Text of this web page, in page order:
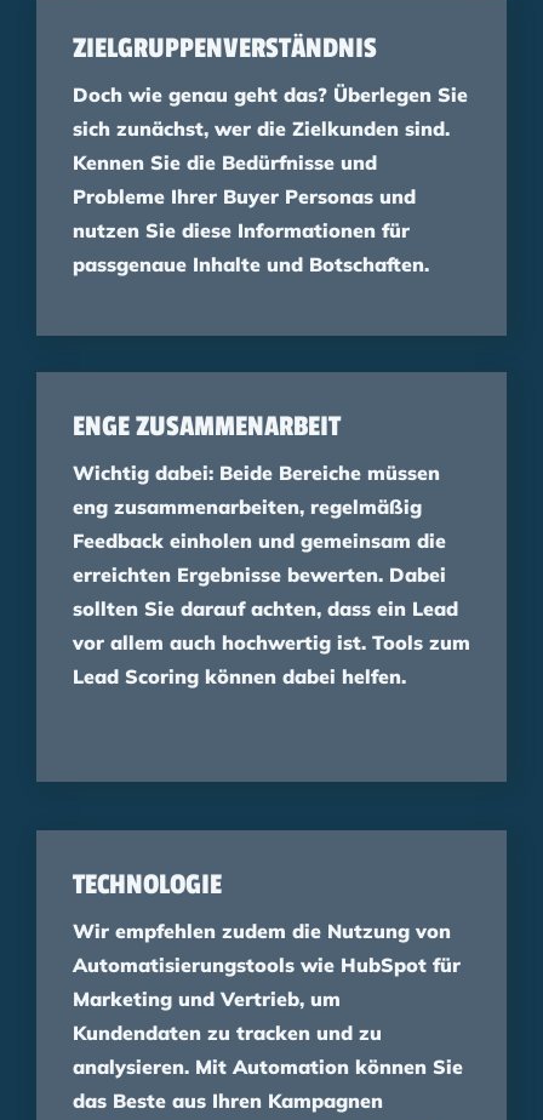
ZIELGRUPPENVERSTÄNDNIS
Doch wie genau geht das? Überlegen Sie
sich zunächst, wer die Zielkunden sind.
Kennen Sie die Bedürfnisse und
Probleme Ihrer Buyer Personas und
nutzen Sie diese Informationen für
passgenaue Inhalte und Botschaften.
ENGE ZUSAMMENARBEIT
Wichtig dabei: Beide Bereiche müssen
eng zusammenarbeiten, regelmäßig
Feedback einholen und gemeinsam die
erreichten Ergebnisse bewerten. Dabei
sollten Sie darauf achten, dass ein Lead
vor allem auch hochwertig ist. Tools zum
Lead Scoring können dabei helfen.
TECHNOLOGIE
Wir empfehlen zudem die Nutzung von
Automatisierungstools wie HubSpot für
Marketing und Vertrieb, um
Kundendaten zu tracken und zu
analysieren. Mit Automation können Sie
das Beste aus Ihren Kampagnen